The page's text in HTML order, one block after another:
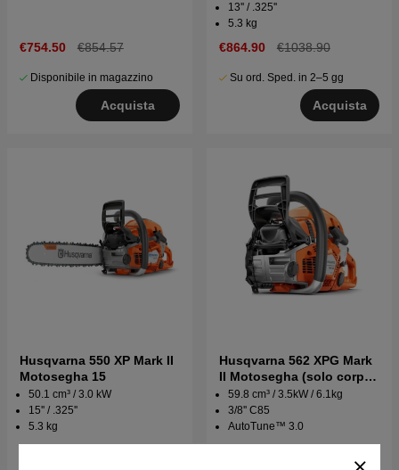
€754.50 €854.57
Disponibile in magazzino
Acquista
13'' / .325''
5.3 kg
€864.90 €1038.90
Su ord. Sped. in 2–5 gg
Acquista
Husqvarna 550 XP Mark II
Motosegha 15
50.1 cm³ / 3.0 kW
15'' / .325''
5.3 kg
Husqvarna 562 XPG Mark
II Motosegha (solo corpo
motore)
59.8 cm³ / 3.5kW / 6.1kg
3/8'' C85
AutoTune™ 3.0